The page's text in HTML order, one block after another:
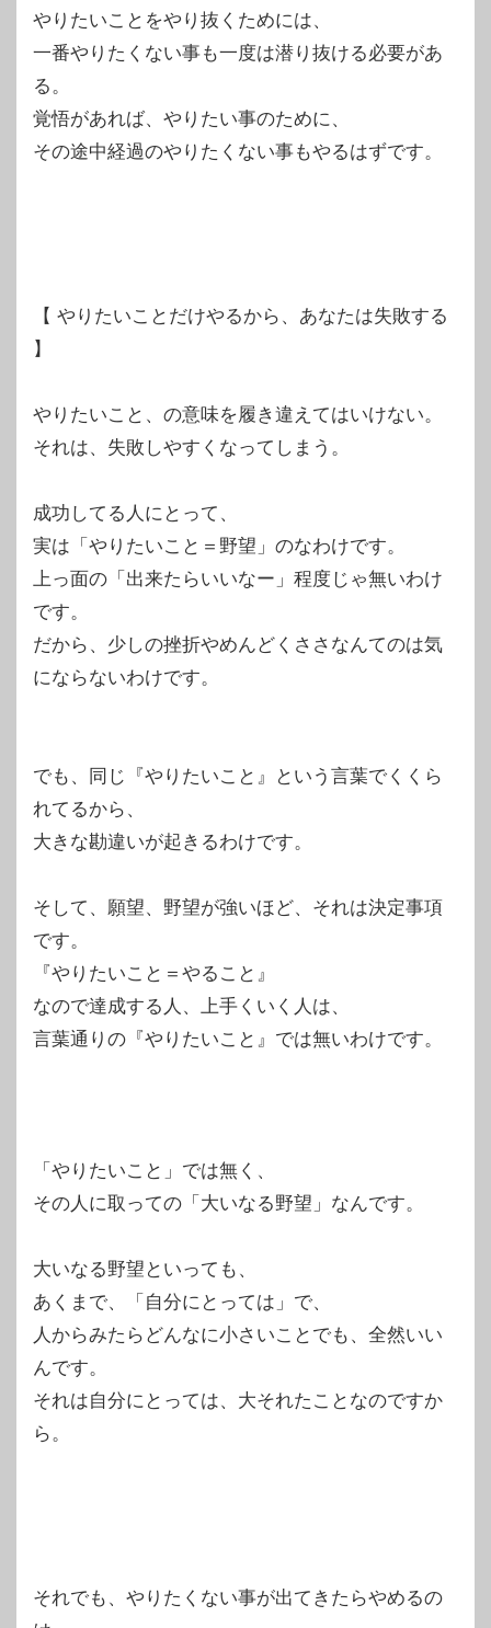
やりたいことをやり抜くためには、
一番やりたくない事も一度は潜り抜ける必要があ
る。
覚悟があれば、やりたい事のために、
その途中経過のやりたくない事もやるはずです。
【 やりたいことだけやるから、あなたは失敗する
】
やりたいこと、の意味を履き違えてはいけない。
それは、失敗しやすくなってしまう。
成功してる人にとって、
実は「やりたいこと＝野望」のなわけです。
上っ面の「出来たらいいなー」程度じゃ無いわけ
です。
だから、少しの挫折やめんどくささなんてのは気
にならないわけです。
でも、同じ『やりたいこと』という言葉でくくら
れてるから、
大きな勘違いが起きるわけです。
そして、願望、野望が強いほど、それは決定事項
です。
『やりたいこと＝やること』
なので達成する人、上手くいく人は、
言葉通りの『やりたいこと』では無いわけです。
「やりたいこと」では無く、
その人に取っての「大いなる野望」なんです。
大いなる野望といっても、
あくまで、「自分にとっては」で、
人からみたらどんなに小さいことでも、全然いい
んです。
それは自分にとっては、大それたことなのですか
ら。
それでも、やりたくない事が出てきたらやめるの